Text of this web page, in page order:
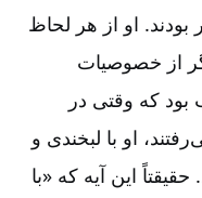
او از هر لحاظ
از خصوصیات
بود که وقتی در
او با لبخندی و
این آیه که «با